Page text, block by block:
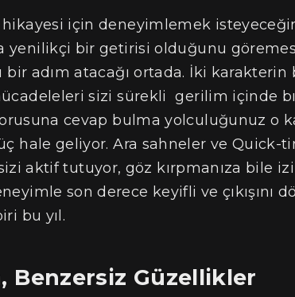
için deneyimlemek
yenilikçi bir getirisi olduğunu
adım atacağı ortada. İki
sizi sürekli gerilim içinde
cevap bulma yolculuğunuz o
hale geliyor. Ara sahneler ve Quick-
aktif tutuyor, göz kırpmanıza bile
son derece keyifli ve çıkışını
bu yıl.
Benzersiz Güzellikler